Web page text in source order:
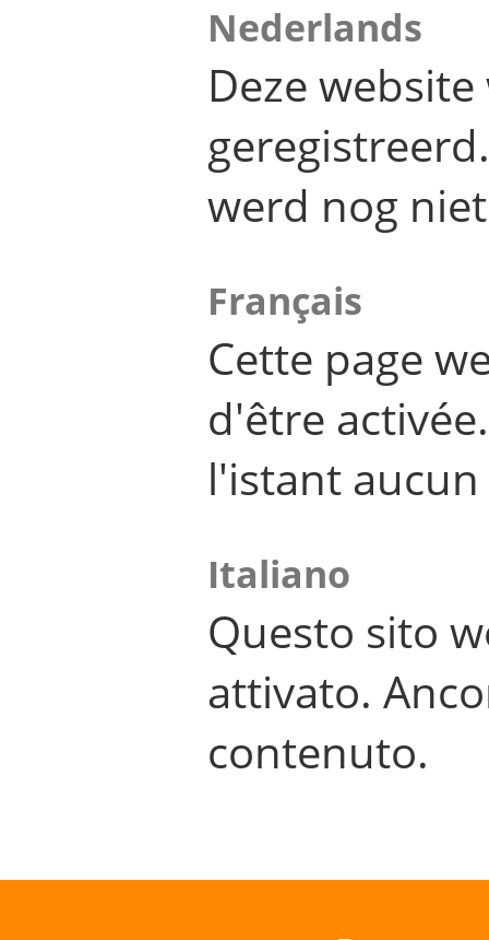
Nederlands
Deze
werd nog
Français
Cette page
d'être
l'istant
Italiano
Questo sito
attivato.
contenuto.